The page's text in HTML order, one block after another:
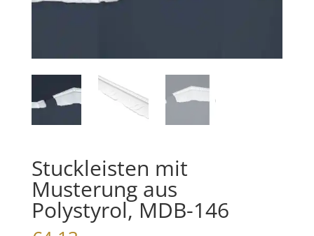
Stuckleisten mit
Musterung aus
Polystyrol, MDB-146